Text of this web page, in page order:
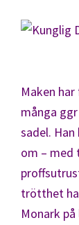
Maken
många
sadel.
om – med
trötthet
Monark